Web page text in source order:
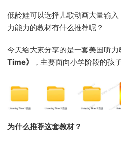
低龄娃可以选择儿歌动画大量输
力能力的教材有什么推荐呢？
今天给大家分享的是一套美国听力
Time》
，主要面向小学阶段的孩子
为什么推荐这套教材？